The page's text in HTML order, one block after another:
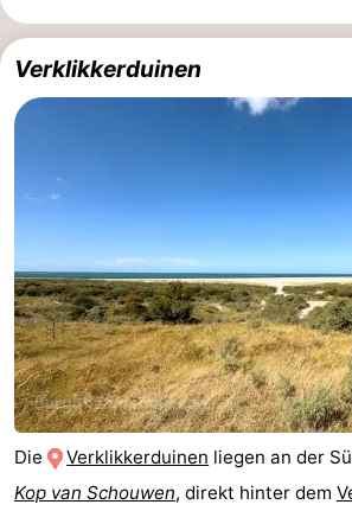
Duiveland
-
Renesse
Bruinisse
Zierikzee
Natur
Oosterschelde
-
Natur
Kop
van
Walcheren
-
Veere
-
Verklikkerduinen
Die Verklikkerduinen liegen an der
Kop van Schouwen, direkt hinter dem